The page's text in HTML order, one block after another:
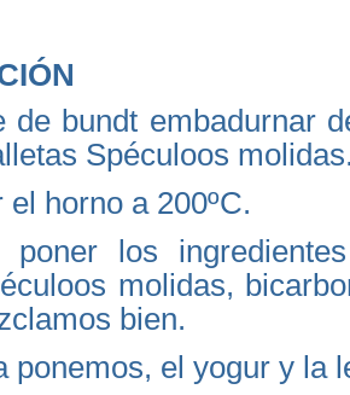
de bundt embadurnar
Spéculoos
horno a 200ºC.
los
molidas,
bien.
ponemos, el yogur y la